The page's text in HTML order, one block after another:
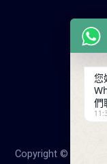
Copyright © 2026
您
們